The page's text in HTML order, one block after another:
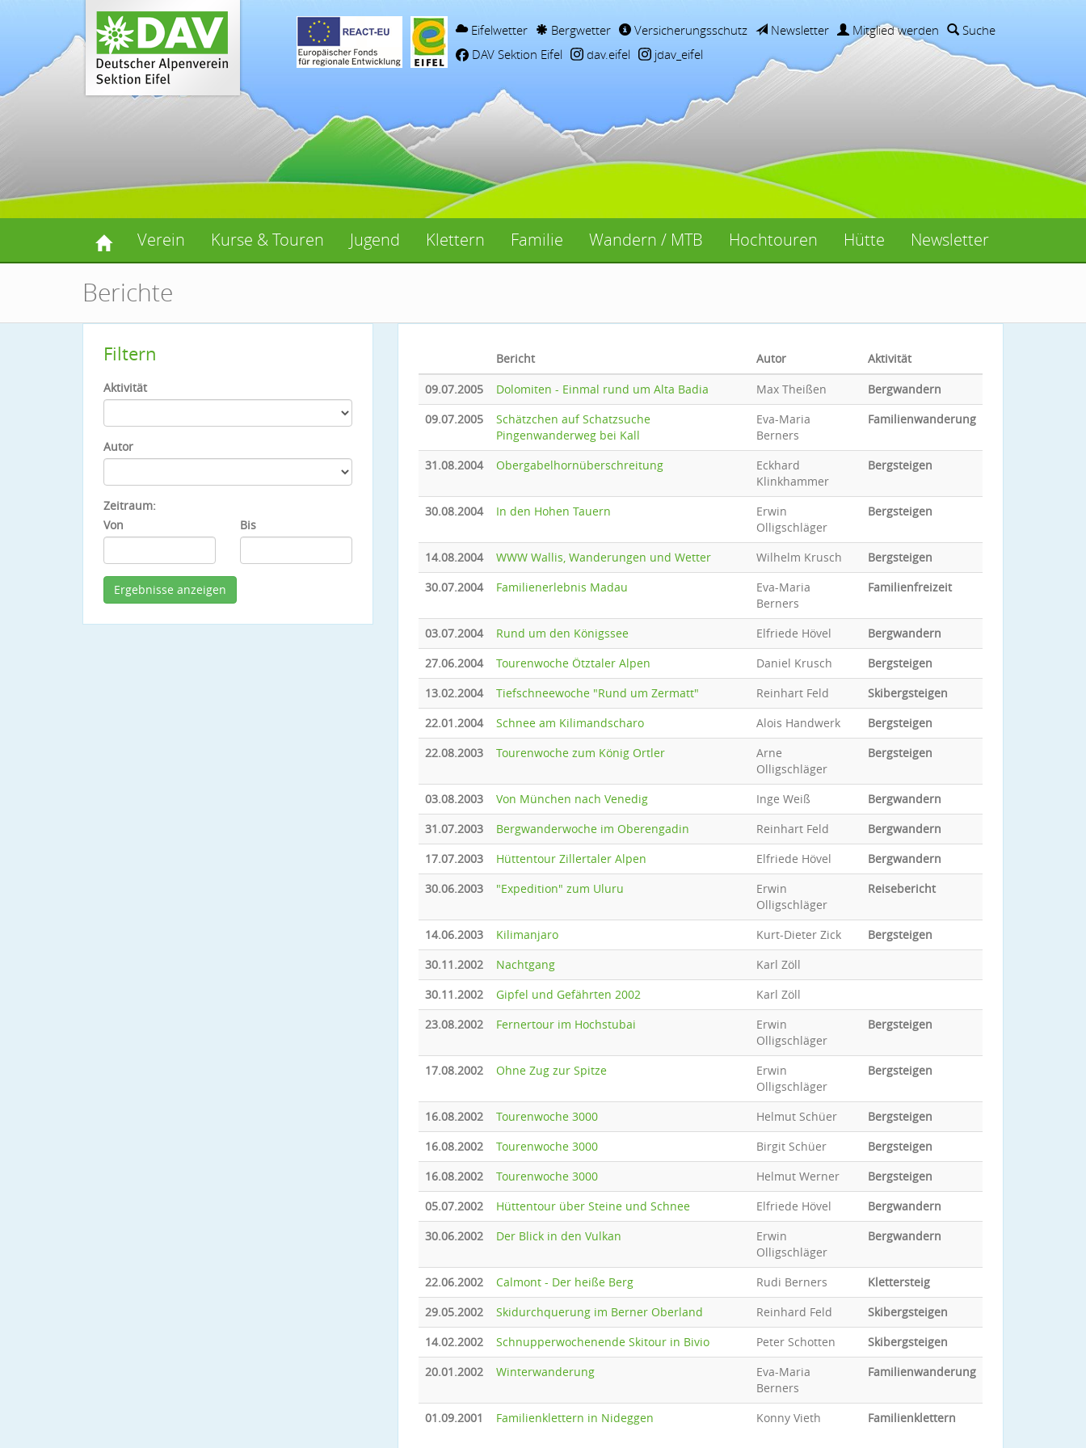
Eifelwetter Bergwetter Versicherungsschutz Newsletter Mitglied werden
Suche
DAV Sektion Eifel
dav.eifel jdav_eifel
Verein Kurse & Touren Jugend Klettern Familie Wandern / MTB Hochtouren Hütte Newsletter
Berichte
Filtern
Aktivität
Autor
Zeitraum:
Von
Bis
Bericht Autor
Aktivität
09.07.2005
Dolomiten - Einmal rund um Alta Badia Max Theißen
Bergwandern
09.07.2005
Schätzchen auf Schatzsuche
Pingenwanderweg bei Kall
Eva-Maria
Berners
Familienwanderung
31.08.2004 Obergabelhornüberschreitung
Eckhard
Klinkhammer
Bergsteigen
30.08.2004 In den Hohen Tauern
Erwin
Olligschläger
Bergsteigen
14.08.2004 WWW Wallis, Wanderungen und Wetter Wilhelm Krusch
Bergsteigen
30.07.2004
Familienerlebnis Madau
Eva-Maria
Berners
Familienfreizeit
03.07.2004 Rund um den Königssee Elfriede Hövel
Bergwandern
27.06.2004
Tourenwoche Ötztaler Alpen Daniel Krusch
Bergsteigen
13.02.2004
Tiefschneewoche "Rund um Zermatt" Reinhart Feld
Skibergsteigen
22.01.2004
Schnee am Kilimandscharo Alois Handwerk
Bergsteigen
22.08.2003
Tourenwoche zum König Ortler
Arne
Olligschläger
Bergsteigen
03.08.2003 Von München nach Venedig Inge Weiß
Bergwandern
31.07.2003
Bergwanderwoche im Oberengadin Reinhart Feld
Bergwandern
17.07.2003
Hüttentour Zillertaler Alpen Elfriede Hövel
Bergwandern
30.06.2003
"Expedition" zum Uluru
Erwin
Olligschläger
Reisebericht
14.06.2003 Kilimanjaro Kurt-Dieter Zick
Bergsteigen
30.11.2002
Nachtgang
Karl Zöll
30.11.2002
Gipfel und Gefährten 2002
Karl Zöll
23.08.2002
Fernertour im Hochstubai
Erwin
Olligschläger
Bergsteigen
17.08.2002 Ohne Zug zur Spitze
Erwin
Olligschläger
Bergsteigen
16.08.2002 Tourenwoche 3000 Helmut Schüer
Bergsteigen
16.08.2002
Tourenwoche 3000 Birgit Schüer
Bergsteigen
16.08.2002
Tourenwoche 3000 Helmut Werner
Bergsteigen
05.07.2002
Hüttentour über Steine und Schnee Elfriede Hövel
Bergwandern
30.06.2002
Der Blick in den Vulkan
Erwin
Olligschläger
Bergwandern
22.06.2002 Calmont - Der heiße Berg Rudi Berners
Klettersteig
29.05.2002
Skidurchquerung im Berner Oberland Reinhard Feld
Skibergsteigen
14.02.2002
Schnupperwochenende Skitour in Bivio Peter Schotten
Skibergsteigen
20.01.2002
Winterwanderung
Eva-Maria
Berners
Familienwanderung
01.09.2001 Familienklettern in Nideggen Konny Vieth Familienklettern